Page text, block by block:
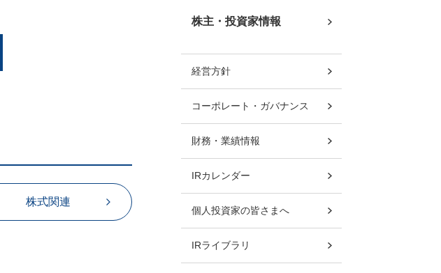
株式関連
株主・投資家情報
経営方針
コーポレート・ガバナンス
財務・業績情報
IRカレンダー
個人投資家の皆さまへ
IRライブラリ